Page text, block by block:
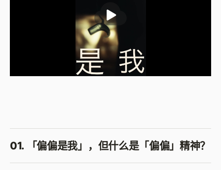
01. 「偏偏是我」，但什么是「偏偏」精神？